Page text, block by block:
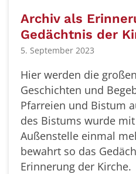
Archiv als
Gedächtnis der
5. September 2023
Hier werden die
Geschichten und
Pfarreien und Bistum
des Bistums wurde
Außenstelle einmal
bewahrt so das
Erinnerung der Kirche.